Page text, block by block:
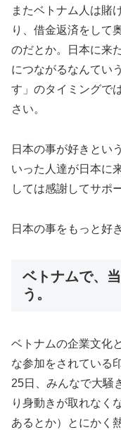
またベトナム人は賭
り、借金返済をして
のだとか。日本に来
につながるなんてい
す」のタイミングで
さい。
日本の事が好きとい
いった人達が日本に
しては感謝してサポ
日本の事をもっと好
ベトナムで、
う。
ベトナムの企業文化
な参加をされている
25日、みんなで大騒
り身動きが取れなく
あるとか）とにかく